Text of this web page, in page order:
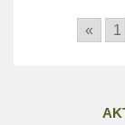
« 1